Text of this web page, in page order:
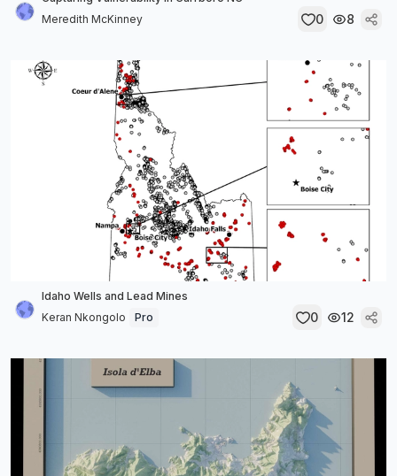
Meredith McKinney
0 8
Idaho Wells and Lead Mines
Keran Nkongolo
Pro 0 12